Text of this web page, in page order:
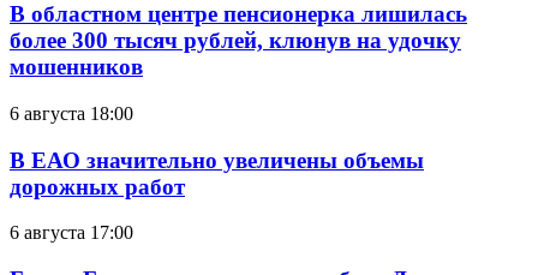
В областном центре пенсионерка лишилась
более 300 тысяч рублей, клюнув на удочку
мошенников
6 августа 18:00
В ЕАО значительно увеличены объемы
дорожных работ
6 августа 17:00